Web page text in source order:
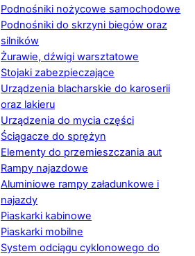
Podnośniki nożycowe samochodowe
Podnośniki do skrzyni biegów oraz
silników
Żurawie, dźwigi warsztatowe
Stojaki zabezpieczające
Urządzenia blacharskie do karoserii
oraz lakieru
Urządzenia do mycia części
Ściągacze do sprężyn
Elementy do przemieszczania aut
Rampy najazdowe
Aluminiowe rampy załadunkowe i
najazdy
Piaskarki kabinowe
Piaskarki mobilne
System odciągu cyklonowego do